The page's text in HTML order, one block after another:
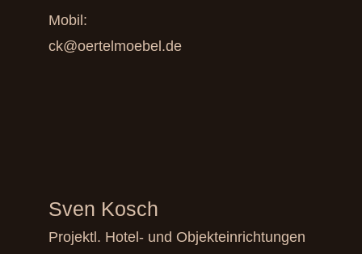
Mobil:
ck@oertelmoebel.de
Sven Kosch
Projektl. Hotel- und Objekteinrichtungen